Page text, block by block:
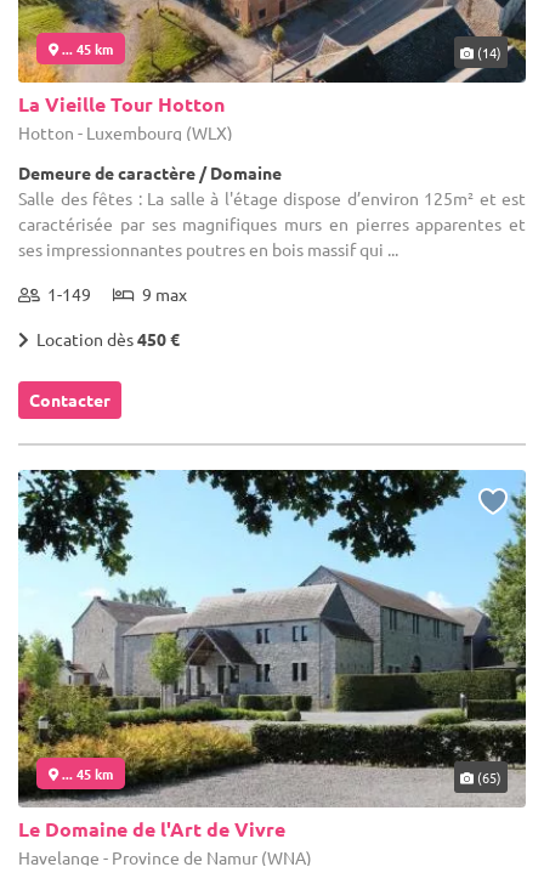
... 45 km (14)
La Vieille Tour Hotton
Hotton - Luxembourg (WLX)
Demeure de caractère / Domaine
Salle des fêtes : La salle à l'étage dispose d’environ 125m² et est
caractérisée par ses magnifiques murs en pierres apparentes et
ses impressionnantes poutres en bois massif qui ...
1-149 9 max
Location dès450 €
Contacter
... 45 km (65)
Le Domaine de l'Art de Vivre
Havelange - Province de Namur (WNA)